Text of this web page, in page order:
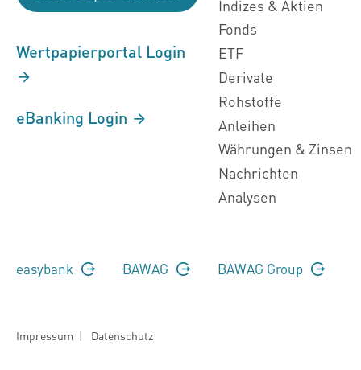
Wertpapierportal Login
eBanking Login
Indizes & Aktien
Fonds
ETF
Derivate
Rohstoffe
Anleihen
Währungen & Zinsen
Nachrichten
Analysen
easybank BAWAG BAWAG Group
Impressum | Datenschutz